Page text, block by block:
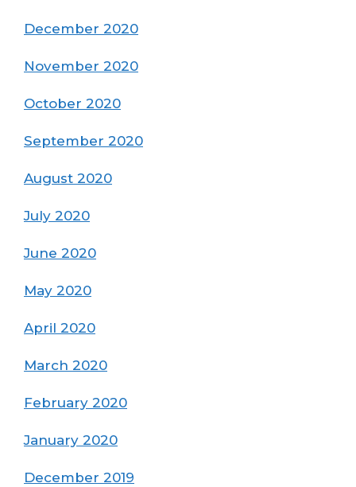
December 2020
November 2020
October 2020
September 2020
August 2020
July 2020
June 2020
May 2020
April 2020
March 2020
February 2020
January 2020
December 2019